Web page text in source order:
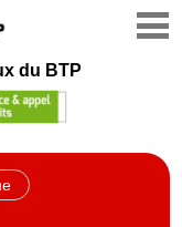
du BTP